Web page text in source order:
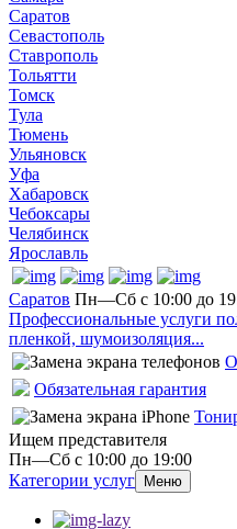
Саратов
Севастополь
Ставрополь
Тольятти
Томск
Тула
Тюмень
Ульяновск
Уфа
Хабаровск
Чебоксары
Челябинск
Ярославль
Саратов Пн—Сб с 10:00 до
Профессиональные услуги
пленкой, шумоизоляция...
Обязательная гарантия
Ищем представителя
Пн—Сб с 10:00 до 19:00
Категории услуг
Меню